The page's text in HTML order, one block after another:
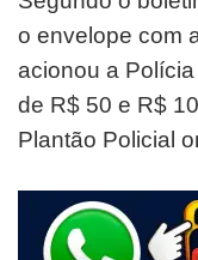
o envelope com
acionou a
de R$ 50 e R$
Plantão Policial